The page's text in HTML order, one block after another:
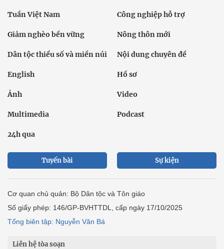
Tuần Việt Nam Công nghiệp hỗ trợ
Giảm nghèo bền vững Nông thôn mới
Dân tộc thiểu số và miền núi Nội dung chuyên đề
English Hồ sơ
Ảnh Video
Multimedia Podcast
24h qua
Tuyến bài Sự kiện
Cơ quan chủ quản: Bộ Dân tộc và Tôn giáo
Số giấy phép: 146/GP-BVHTTDL, cấp ngày 17/10/2025
Tổng biên tập: Nguyễn Văn Bá
Liên hệ tòa soạn